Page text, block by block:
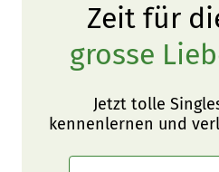
Zeit für
grosse
Jetzt tolle
kennenlernen und